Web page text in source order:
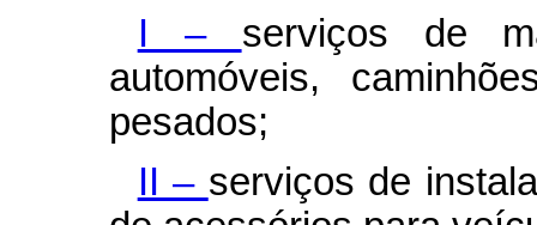
I – serviços de
automóveis,
pesados;
II – serviços de